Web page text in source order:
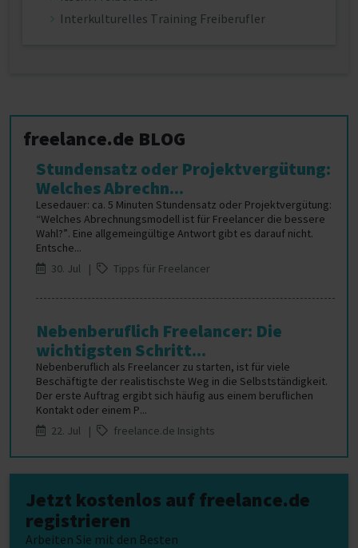
Interkulturelles Training Freiberufler
freelance.de BLOG
Stundensatz oder Projektvergütung:
Welches Abrechn...
Lesedauer: ca. 5 Minuten Stundensatz oder Projektvergütung:
“Welches Abrechnungsmodell ist für Freelancer die bessere
Wahl?”. Eine allgemeingültige Antwort gibt es darauf nicht.
Entsche...
30. Jul |
Tipps für Freelancer
Nebenberuflich Freelancer: Die
wichtigsten Schritt...
Nebenberuflich als Freelancer zu starten, ist für viele
Beschäftigte der realistischste Weg in die Selbstständigkeit.
Der erste Auftrag ergibt sich häufig aus einem beruflichen
Kontakt oder einem P...
22. Jul |
freelance.de Insights
Jetzt kostenlos auf freelance.de
registrieren
Arbeiten Sie mit den Besten